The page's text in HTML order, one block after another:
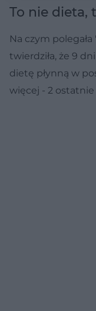
To nie dieta,
Na czym
twierdziła, że 9
dietę płynną w
więcej - 2